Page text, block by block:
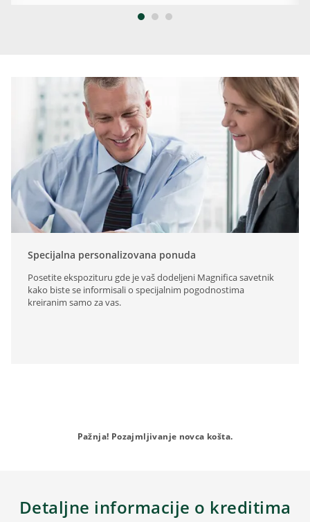
Specijalna personalizovana ponuda
Posetite ekspozituru gde je vaš dodeljeni Magnifica savetnik
kako biste se informisali o specijalnim pogodnostima
kreiranim samo za vas.
Pažnja! Pozajmljivanje novca košta.
Detaljne informacije o kreditima